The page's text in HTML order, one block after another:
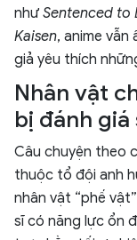
như Sentenced to
Kaisen, anime
giả yêu thích
Nhân vật
bị đánh giá
Câu chuyện theo
thuộc tổ đội anh
nhân vật “phế
sĩ có năng lực ổn